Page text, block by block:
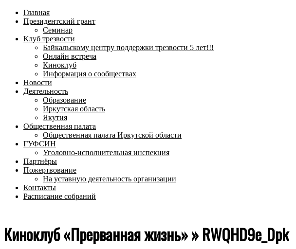
меню
Главная
Президентский грант
Семинар
Клуб трезвости
Байкальскому центру поддержки трезвости 5 лет!!!
Онлайн встреча
Киноклуб
Информация о сообществах
Новости
Деятельность
Образование
Иркутская область
Якутия
Общественная палата
Общественная палата Иркутской области
ГУФСИН
Уголовно-исполнительная инспекция
Партнёры
Пожертвование
На уставную деятельность организации
Контакты
Расписание собраний
Киноклуб «Прерванная жизнь» »RWQHD9e_Dpk